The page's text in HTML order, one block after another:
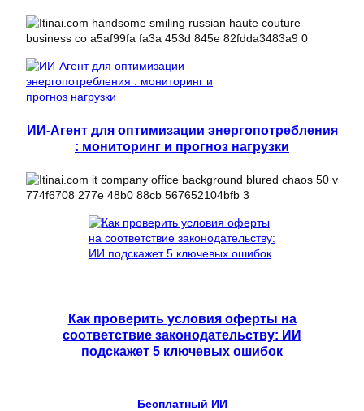
ИИ-Агент для оптимизации энергопотребления
: мониторинг и прогноз нагрузки
Как проверить условия оферты на
соответствие законодательству: ИИ
подскажет 5 ключевых ошибок
Бесплатный ИИ